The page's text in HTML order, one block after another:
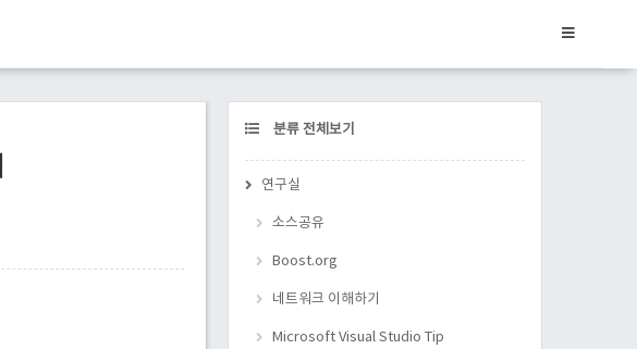
CATEGORY
분류 전체보기
연구실
소스공유
Boost.org
네트워크 이해하기
Microsoft Visual Studio Tip